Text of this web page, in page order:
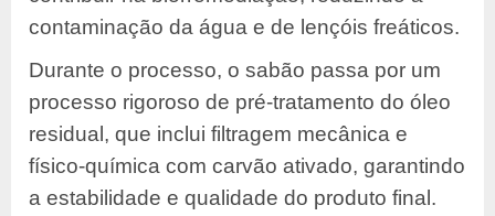
contaminação da água e de lençóis freáticos.
Durante o processo, o sabão passa por um
processo rigoroso de pré-tratamento do óleo
residual, que inclui filtragem mecânica e
físico-química com carvão ativado, garantindo
a estabilidade e qualidade do produto final.